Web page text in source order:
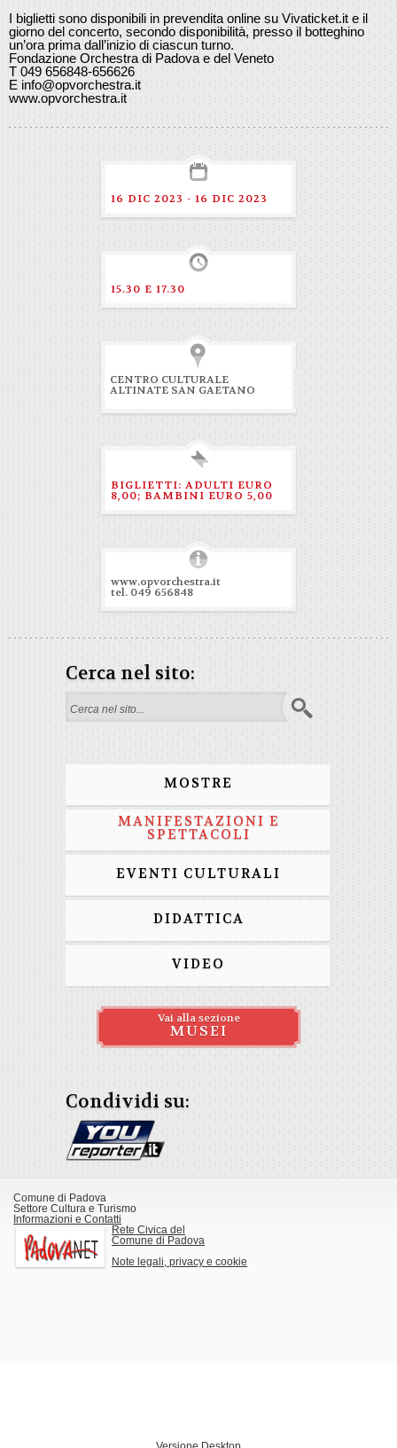
I biglietti sono disponibili in prevendita online su Vivaticket.it e il
giorno del concerto, secondo disponibilità, presso il botteghino
un’ora prima dall’inizio di ciascun turno.
Fondazione Orchestra di Padova e del Veneto
T 049 656848-656626
E info@opvorchestra.it
www.opvorchestra.it
16 DIC 2023 - 16 DIC 2023
15.30 E 17.30
CENTRO CULTURALE
ALTINATE SAN GAETANO
BIGLIETTI: ADULTI EURO
8,00; BAMBINI EURO 5,00
www.opvorchestra.it
tel. 049 656848
Cerca nel sito:
Form di ricerca
MOSTRE
MANIFESTAZIONI E
SPETTACOLI
EVENTI CULTURALI
DIDATTICA
VIDEO
Vai alla sezione
MUSEI
Condividi su:
Comune di Padova
Settore Cultura e Turismo
Informazioni e Contatti
Rete Civica del
Comune di Padova
Note legali, privacy e cookie